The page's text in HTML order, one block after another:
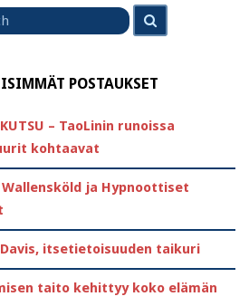
POSTAUKSET
KUTSU – TaoLinin runoissa
kohtaavat
Wallensköld ja Hypnoottiset
Davis, itsetietoisuuden taikuri
taito kehittyy koko elämän